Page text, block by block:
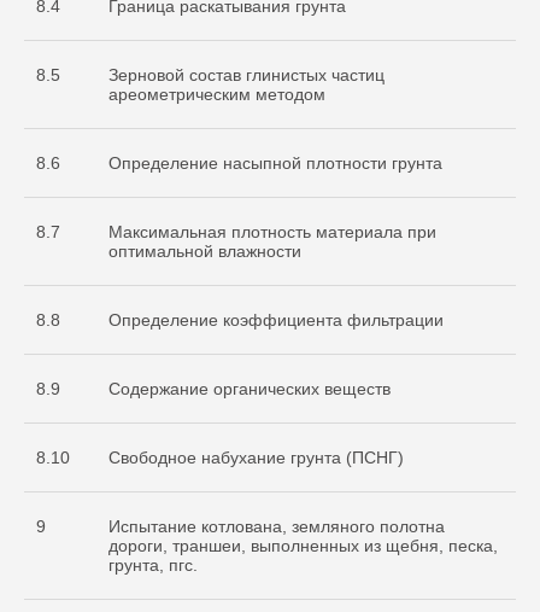
8.4 Граница раскатывания грунта
8.5
Зерновой состав глинистых частиц
ареометрическим методом
8.6 Определение насыпной плотности грунта
8.7
Максимальная плотность материала при
оптимальной влажности
8.8 Определение коэффициента фильтрации
8.9 Содержание органических веществ
8.10 Свободное набухание грунта (ПСНГ)
9
Испытание котлована, земляного полотна
дороги, траншеи, выполненных из щебня, песка,
грунта, пгс.